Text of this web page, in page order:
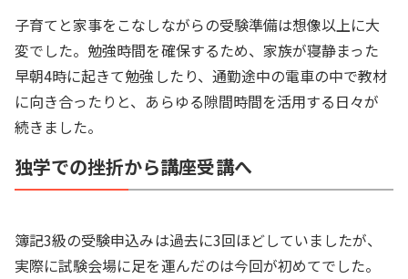
子育てと家事をこなしながらの受験準備は想像以上に大
変でした。勉強時間を確保するため、家族が寝静まった
早朝4時に起きて勉強したり、通勤途中の電車の中で教材
に向き合ったりと、あらゆる隙間時間を活用する日々が
続きました。
独学での挫折から講座受講へ
簿記3級の受験申込みは過去に3回ほどしていましたが、
実際に試験会場に足を運んだのは今回が初めてでした。